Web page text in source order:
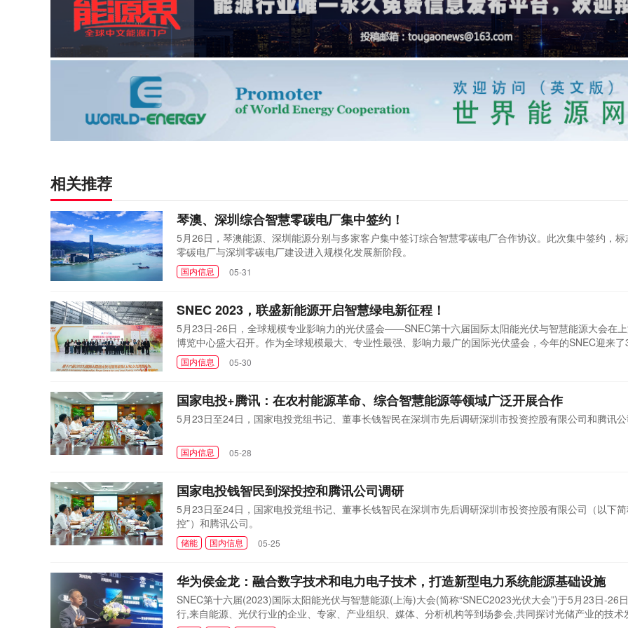
相关推荐
琴澳、深圳综合智慧零碳电厂集中签约！
5月26日，琴澳能源、深圳能源分别与多家客户集中签订综合智慧零碳电厂合作协议。此次集中签约，
零碳电厂与深圳零碳电厂建设进入规模化发展新阶段。
国内信息 05-31
SNEC 2023，联盛新能源开启智慧绿电新征程！
5月23日-26日，全球规模专业影响力的光伏盛会——SNEC第十六届国际太阳能光伏与智慧能源大会在
博览中心盛大召开。作为全球规模最大、专业性最强、影响力最广的国际光伏盛会，今年的SNEC迎来
企业参展和超过50万人观展。
国内信息 05-30
国家电投+腾讯：在农村能源革命、综合智慧能源等领域广泛开展合作
5月23日至24日，国家电投党组书记、董事长钱智民在深圳市先后调研深圳市投资控股有限公司和腾讯
国内信息 05-28
国家电投钱智民到深投控和腾讯公司调研
5月23日至24日，国家电投党组书记、董事长钱智民在深圳市先后调研深圳市投资控股有限公司（以下简
控”）和腾讯公司。
储能 国内信息 05-25
华为侯金龙：融合数字技术和电力电子技术，打造新型电力系统能源基础设施
SNEC第十六届(2023)国际太阳能光伏与智慧能源(上海)大会(简称“SNEC2023光伏大会”)于5月23日-26
行,来自能源、光伏行业的企业、专家、产业组织、媒体、分析机构等到场参会,共同探讨光储产业的技术